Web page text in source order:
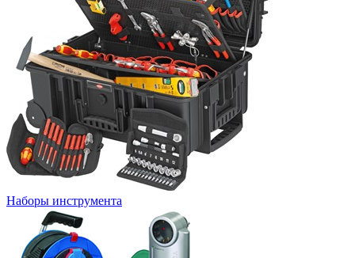
Наборы инструмента